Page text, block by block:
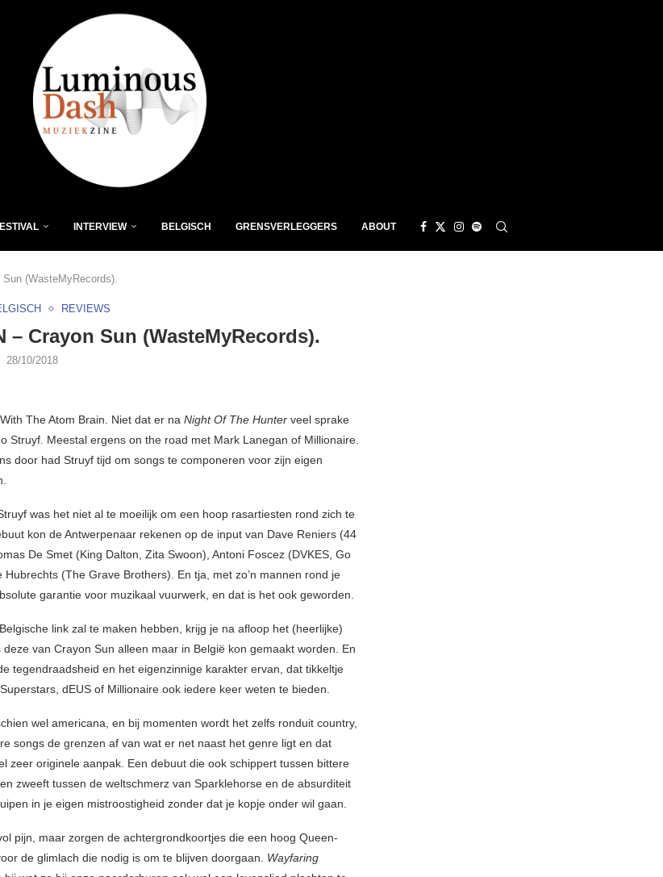
INTERVIEW BELGISCH GRENSVERLEGGERS ABOUT
(WasteMyRecords).
REVIEWS
– Crayon Sun (WasteMyRecords).
28/10/2018
The Atom Brain. Niet dat er na Night Of The Hunter veel sprake
Struyf. Meestal ergens on the road met Mark Lanegan of Millionaire.
door had Struyf tijd om songs te componeren voor zijn eigen
was het niet al te moeilijk om een hoop rasartiesten rond zich te
kon de Antwerpenaar rekenen op de input van Dave Reniers (44
De Smet (King Dalton, Zita Swoon), Antoni Foscez (DVKES, Go
Hubrechts (The Grave Brothers). En tja, met zo’n mannen rond je
garantie voor muzikaal vuurwerk, en dat is het ook geworden.
link zal te maken hebben, krijg je na afloop het (heerlijke)
van Crayon Sun alleen maar in België kon gemaakt worden. En
tegendraadsheid en het eigenzinnige karakter ervan, dat tikkeltje
dEUS of Millionaire ook iedere keer weten te bieden.
wel americana, en bij momenten wordt het zelfs ronduit country,
songs de grenzen af van wat er net naast het genre ligt en dat
zeer originele aanpak. Een debuut die ook schippert tussen bittere
zweeft tussen de weltschmerz van Sparklehorse en de absurditeit
in je eigen mistroostigheid zonder dat je kopje onder wil gaan.
pijn, maar zorgen de achtergrondkoortjes die een hoog Queen-
de glimlach die nodig is om te blijven doorgaan. Wayfaring